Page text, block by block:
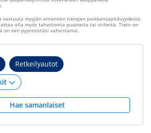
vastuuta myyjän antamien tietojen paikkansapitävyydestä.
olla myös tahattomia puutteita tai virheitä. Tieto on
on sen pyynnöstäsi vahvistanut.
Retkeilyautot
Hae samanlaiset